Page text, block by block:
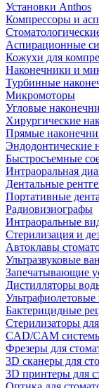
Установки Anthos
Компрессоры и
Аспирационные
Кожухи для
Наконечники и
Турбинные
Микромоторы
Угловые
Хирургические
Прямые
Эндодонтические
Быстросъемные
Интраоральная
Дентальные
Портативные
Радиовизиографы
Интраоральные
Стерилизация и
Автоклавы
Ультразвуковые
Запечатывающие
Дистилляторы
Бактерицидные
Стерилизаторы
CAD/CAM
Фрезеры для
3D cканеры для
3D принтеры для